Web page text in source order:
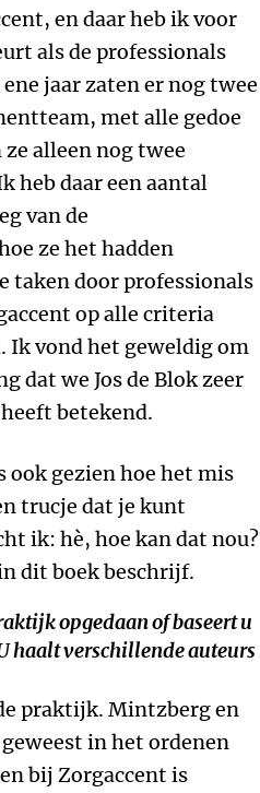
en daar heb ik voor
als de professionals
jaar zaten er nog twee
met alle gedoe
alleen nog twee
heb daar een aantal
van de
ze het hadden
taken door professionals
op alle criteria
Ik vond het geweldig om
dat we Jos de Blok zeer
betekend.
ook gezien hoe het mis
trucje dat je kunt
ik: hè, hoe kan dat nou?
dit boek beschrijf.
opgedaan of baseert u
haalt verschillende auteurs
praktijk. Mintzberg en
in het ordenen
bij Zorgaccent is